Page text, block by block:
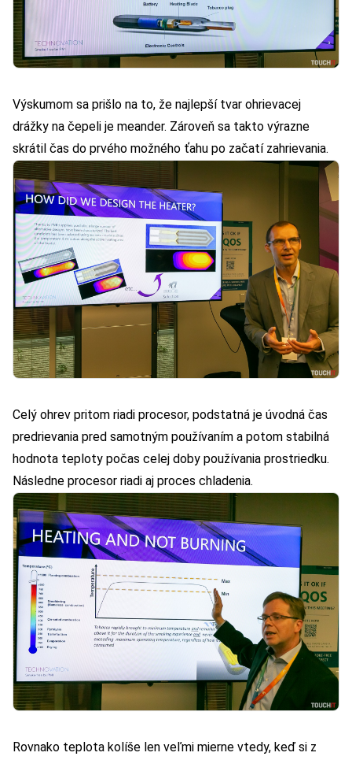
Výskumom sa prišlo na to, že najlepší tvar ohrievacej
drážky na čepeli je meander. Zároveň sa takto výrazne
skrátil čas do prvého možného ťahu po začatí zahrievania.
Celý ohrev pritom riadi procesor, podstatná je úvodná čas
predrievania pred samotným používaním a potom stabilná
hodnota teploty počas celej doby používania prostriedku.
Následne procesor riadi aj proces chladenia.
Rovnako teplota kolíše len veľmi mierne vtedy, keď si z